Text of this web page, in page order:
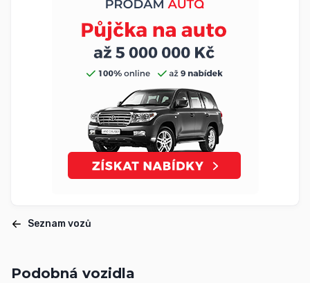
Seznam vozů
Podobná vozidla